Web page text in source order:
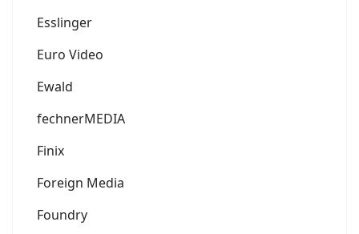
Esslinger
Euro Video
Ewald
fechnerMEDIA
Finix
Foreign Media
Foundry